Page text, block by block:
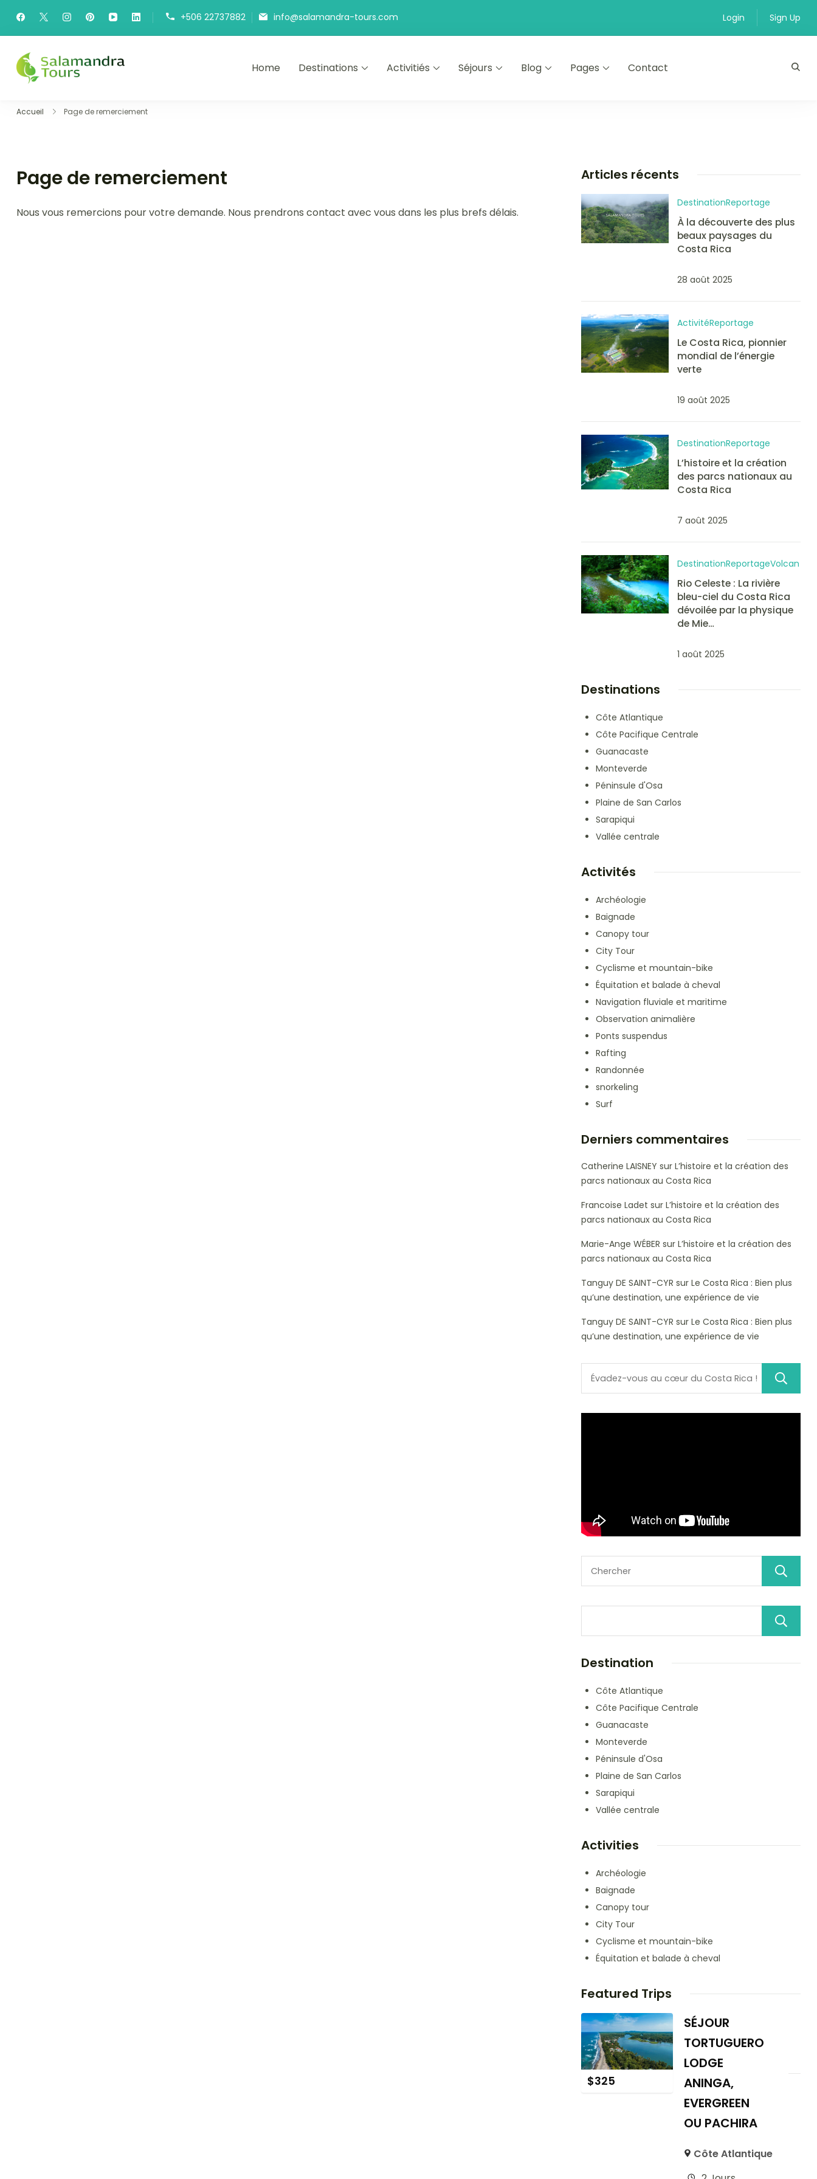
+506 22737882 info@salamandra-tours.com Login Sign Up
Home Destinations Activitiés Séjours Blog Pages Contact
Accueil Page de remerciement
Page de remerciement
Nous vous remercions pour votre demande. Nous prendrons contact avec vous dans les plus brefs délais.
Articles récents
DestinationReportage
À la découverte des plus
beaux paysages du
Costa Rica
28 août 2025
ActivitéReportage
Le Costa Rica, pionnier
mondial de l’énergie
verte
19 août 2025
DestinationReportage
L’histoire et la création
des parcs nationaux au
Costa Rica
7 août 2025
DestinationReportageVolcan
Rio Celeste : La rivière
bleu-ciel du Costa Rica
dévoilée par la physique
de Mie…
1 août 2025
Destinations
Côte Atlantique
Côte Pacifique Centrale
Guanacaste
Monteverde
Péninsule d'Osa
Plaine de San Carlos
Sarapiqui
Vallée centrale
Activités
Archéologie
Baignade
Canopy tour
City Tour
Cyclisme et mountain-bike
Équitation et balade à cheval
Navigation fluviale et maritime
Observation animalière
Ponts suspendus
Rafting
Randonnée
snorkeling
Surf
Derniers commentaires
Catherine LAISNEY sur L’histoire et la création des
parcs nationaux au Costa Rica
Francoise Ladet sur L’histoire et la création des
parcs nationaux au Costa Rica
Marie-Ange WÉBER sur L’histoire et la création des
parcs nationaux au Costa Rica
Tanguy DE SAINT-CYR sur Le Costa Rica : Bien plus
qu’une destination, une expérience de vie
Tanguy DE SAINT-CYR sur Le Costa Rica : Bien plus
qu’une destination, une expérience de vie
Destination
Côte Atlantique
Côte Pacifique Centrale
Guanacaste
Monteverde
Péninsule d'Osa
Plaine de San Carlos
Sarapiqui
Vallée centrale
Activities
Archéologie
Baignade
Canopy tour
City Tour
Cyclisme et mountain-bike
Équitation et balade à cheval
Featured Trips
$325
SÉJOUR
TORTUGUERO
LODGE
ANINGA,
EVERGREEN
OU PACHIRA
Côte Atlantique